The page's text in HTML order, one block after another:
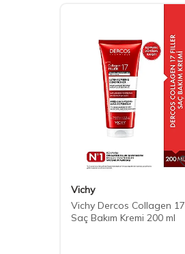
Vichy
Vichy Dercos Collagen 17
Saç Bakım Kremi 200 ml